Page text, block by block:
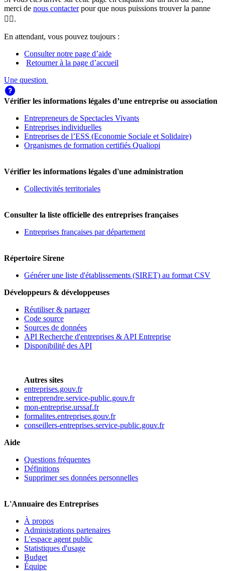
merci de nous contacterpour que nous puissions trouver la panne
🕵️‍♀️.
En attendant, vous pouvez toujours :
Consulter notre page d’aide
Retourner à la page d’accueil
Une question
Vérifier les informations légales d’une entreprise ou association
Entrepreneurs de Spectacles Vivants
Entreprises individuelles
Entreprises de l’ESS (Economie Sociale et Solidaire)
Organismes de formation certifiés Qualiopi
Vérifier les informations légales d'une administration
Collectivités territoriales
Consulter la liste officielle des entreprises françaises
Entreprises françaises par département
Répertoire Sirene
Générer une liste d'établissements (SIRET) au format CSV
Développeurs & développeuses
Réutiliser & partager
Code source
Sources de données
API Recherche d'entreprises & API Entreprise
Disponibilité des API
Autres sites
entreprises.gouv.fr
entreprendre.service-public.gouv.fr
mon-entreprise.urssaf.fr
formalites.entreprises.gouv.fr
conseillers-entreprises.service-public.gouv.fr
Aide
Questions fréquentes
Définitions
Supprimer ses données personnelles
L'Annuaire des Entreprises
À propos
Administrations partenaires
L'espace agent public
Statistiques d'usage
Budget
Équipe